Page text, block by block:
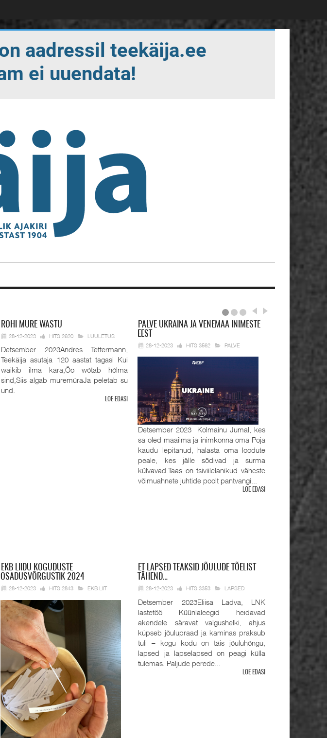
ROHI MURE WASTU
28-12-2023 HITS:2620 LUULETUS
Detsember 2023Andres Tettermann,
Teekäija asutaja 120 aastat tagasi Kui
waikib ilma kära,Öö wõtab hõlma
sind,Siis algab muremüraJa peletab su
und.
LOE EDASI
PALVE UKRAINA JA VENEMAA INIMESTE
EEST
28-12-2023 HITS:3562 PALVE
Detsember 2023 Kolmainu Jumal, kes
sa oled maailma ja inimkonna oma Poja
kaudu lepitanud, halasta oma loodute
peale, kes jälle sõdivad ja surma
külvavad.Taas on tsiviilelanikud väheste
võimuahnete juhtide poolt pantvangi...
LOE EDASI
EKBLIIDU KOGUDUSTE
OSADUSVÕRGUSTIK 2024
28-12-2023 HITS:2843 EKB LIIT
ET
LAPSED TEAKSID JÕULUDE TÕELIST
TÄHEND…
28-12-2023 HITS:3353 LAPSED
Detsember 2023Eliisa Ladva, LNK
lastetöö Küünlaleegid heidavad
akendele säravat valgushelki, ahjus
küpseb jõulupraad ja kaminas praksub
tuli – kogu kodu on täis jõuluhõngu,
lapsed ja lapselapsed on peagi külla
tulemas. Paljude perede...
LOE EDASI